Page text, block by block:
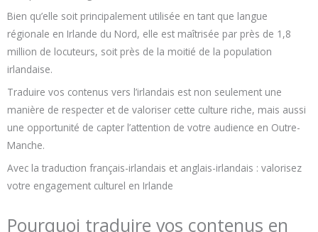
Bien qu’elle soit principalement utilisée en tant que langue
régionale en Irlande du Nord, elle est maîtrisée par près de 1,8
million de locuteurs, soit près de la moitié de la population
irlandaise.
Traduire vos contenus vers l’irlandais est non seulement une
manière de respecter et de valoriser cette culture riche, mais aussi
une opportunité de capter l’attention de votre audience en Outre-
Manche.
Avec la traduction français-irlandais et anglais-irlandais : valorisez
votre engagement culturel en Irlande
Pourquoi traduire vos contenus en